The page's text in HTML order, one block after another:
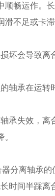
顺畅运作。
滑不足或卡
坏会导致离
轴承在运转
承失效，离
。
分离轴承的
时间半踩离